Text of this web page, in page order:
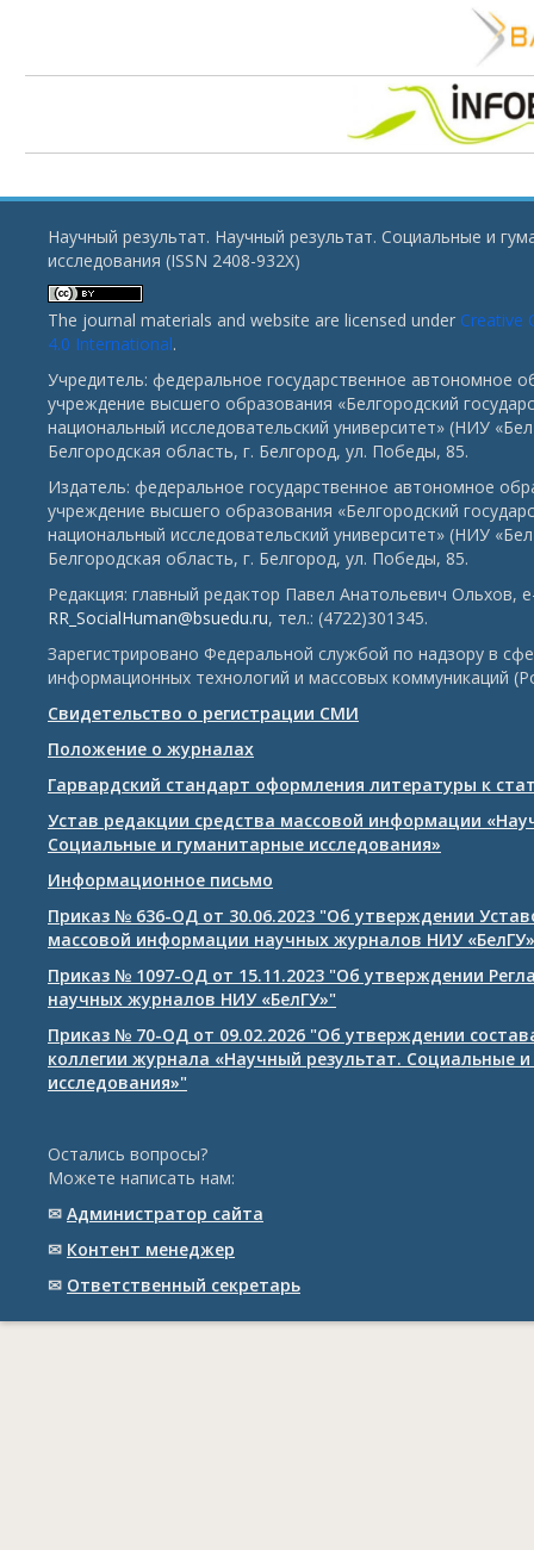
Научный результат. Научный результат. Социальные и
исследования (ISSN 2408-932X)
The journal materials and website are licensed under Creative
4.0 International.
Учредитель: федеральное государственное автономное
учреждение высшего образования «Белгородский
национальный исследовательский университет» (НИУ
Белгородская область, г. Белгород, ул. Победы, 85.
Издатель: федеральное государственное автономное
учреждение высшего образования «Белгородский
национальный исследовательский университет» (НИУ
Белгородская область, г. Белгород, ул. Победы, 85.
Редакция: главный редактор Павел Анатольевич Ольхов,
RR_SocialHuman@bsuedu.ru, тел.: (4722)301345.
Зарегистрировано Федеральной службой по надзору в
информационных технологий и массовых коммуникаций
Свидетельство о регистрации СМИ
Положение о журналах
Гарвардский стандарт оформления литературы к
Устав редакции средства массовой информации
Социальные и гуманитарные исследования»
Информационное письмо
Приказ № 636-ОД от 30.06.2023 "Об утверждении
массовой информации научных журналов НИУ «БелГУ»
Приказ № 1097-ОД от 15.11.2023 "Об утверждении
научных журналов НИУ «БелГУ»"
Приказ № 70-ОД от 09.02.2026 "Об утверждении
коллегии журнала «Научный результат. Социальные
исследования»"
Остались вопросы?
Можете написать нам:
✉ Администратор сайта
✉ Контент менеджер
✉ Ответственный cекретарь